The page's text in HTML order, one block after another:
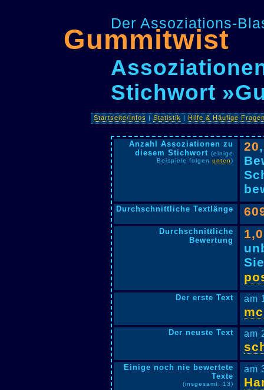
Der Assoziations-
Gummitwist
Stichwort
Startseite/Infos |Statistik |Hilfe & Häufige
Anzahl Assoziationen zu
diesem Stichwort (einige
Beispiele folgen unten)
20
Durchschnittliche Textlänge
Durchschnittliche
Bewertung
Der erste Text am
Der neuste Text am
Einige noch nie bewertete
Texte
(insgesamt: 13)
am